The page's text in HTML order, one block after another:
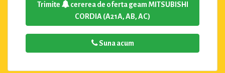
Trimite
cererea de oferta geam MITSUBISHI
CORDIA (A21A, AB, AC)
Suna acum